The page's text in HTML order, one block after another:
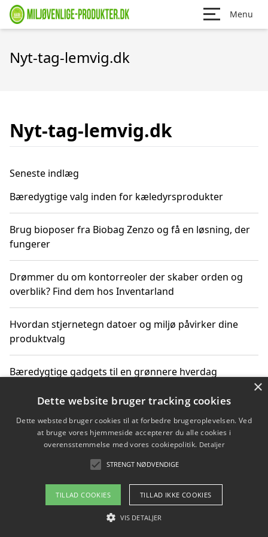
Menu
Nyt-tag-lemvig.dk
Nyt-tag-lemvig.dk
Seneste indlæg
Bæredygtige valg inden for kæledyrsprodukter
Brug bioposer fra Biobag Zenzo og få en løsning, der
fungerer
Drømmer du om kontorreoler der skaber orden og
overblik? Find dem hos Inventarland
Hvordan stjernetegn datoer og miljø påvirker dine
produktvalg
Bæredygtige gadgets til en grønnere hverdag
Copyright 2026 - Pilanto Aps
Om / kontakt
Blog Betingelser
×
Dette website bruger tracking cookies
Dette websted bruger cookies til at forbedre brugeroplevelsen. Ved
at bruge vores hjemmeside accepterer du alle cookies i
overensstemmelse med vores cookiepolitik. Detaljer
STRENGT NØDVENDIGE
TILLAD COOKIES TILLAD IKKE COOKIES
VIS DETALJER